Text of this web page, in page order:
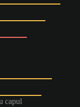
capul